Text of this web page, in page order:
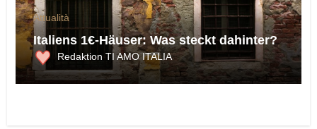
Attualità
Italiens 1€-Häuser: Was steckt dahinter?
Redaktion TI AMO ITALIA